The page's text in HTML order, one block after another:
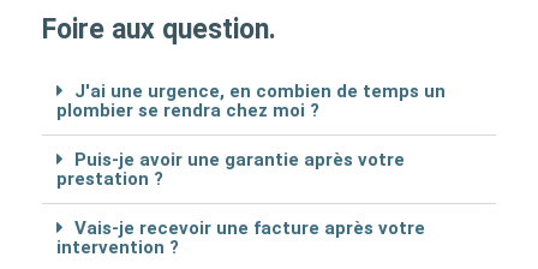
Foire aux question.
J'ai une urgence, en combien de temps un
plombier se rendra chez moi ?
Puis-je avoir une garantie après votre
prestation ?
Vais-je recevoir une facture après votre
intervention ?